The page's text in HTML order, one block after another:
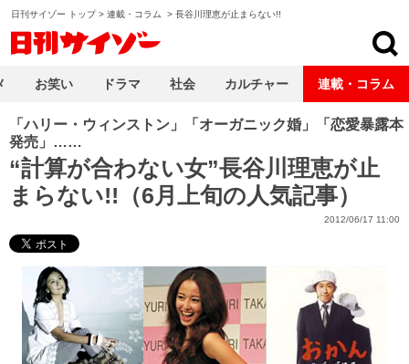
日刊サイゾー トップ> 連載・コラム > 長谷川理恵が止まらない!!
「ハリー・ウィンストン」「オーガニック婚」「恋愛暴露本
発売」……
“計算が合わない女”長谷川理恵が止
まらない!!（6月上旬の人気記事）
2012/06/17 11:00
お笑い ドラマ 社会 カルチャー 連載・コラム